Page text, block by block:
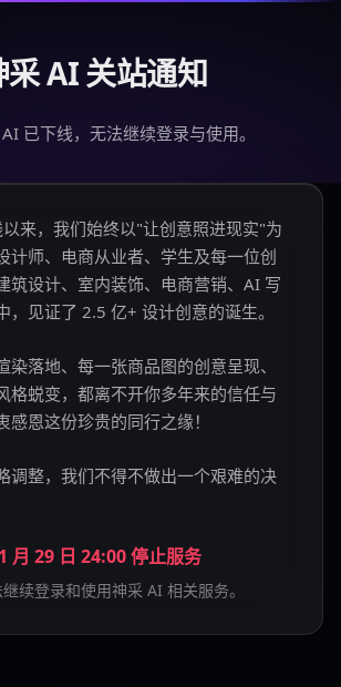
采 AI 关站通知
已下线，无法继续登录与使用。
来，我们始终以"让创意照进现实"为
计师、电商从业者、学生及每一位创
筑设计、室内装饰、电商营销、AI 写
，见证了 2.5 亿+ 设计创意的诞生。
染落地、每一张商品图的创意呈现、
格蜕变，都离不开你多年来的信任与
感恩这份珍贵的同行之缘！
调整，我们不得不做出一个艰难的决
月 29 日 24:00 停止服务
续登录和使用神采 AI 相关服务。